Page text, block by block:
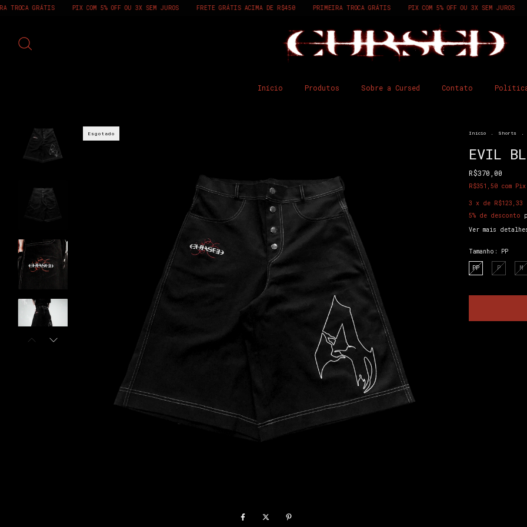
5% OFF OU 3X SEM JUROS FRETE GRÁTIS ACIMA DE R$450 PRIMEIRA TROCA GRÁTIS PIX COM 5% OFF OU 3X SEM JUROS FRETE GRÁTIS ACIMA
Início Produtos Sobre a Cursed Contato
Esgotado Início Shorts
EVIL
R$370,00
R$351,50 com Pix
3 x de R$123,33
5% de desconto
Ver mais
Tamanho: PP
PP P M